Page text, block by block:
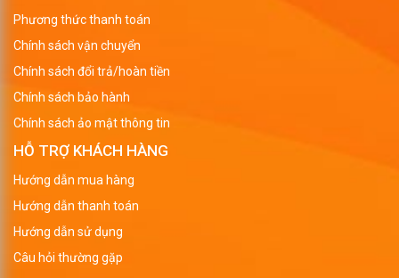
Phương thức thanh toán
Chính sách vận chuyển
Chính sách đổi trả/hoàn tiền
Chính sách bảo hành
Chính sách ảo mật thông tin
HỖ TRỢ KHÁCH HÀNG
Hướng dẫn mua hàng
Hướng dẫn thanh toán
Hướng dẫn sử dụng
Câu hỏi thường gặp